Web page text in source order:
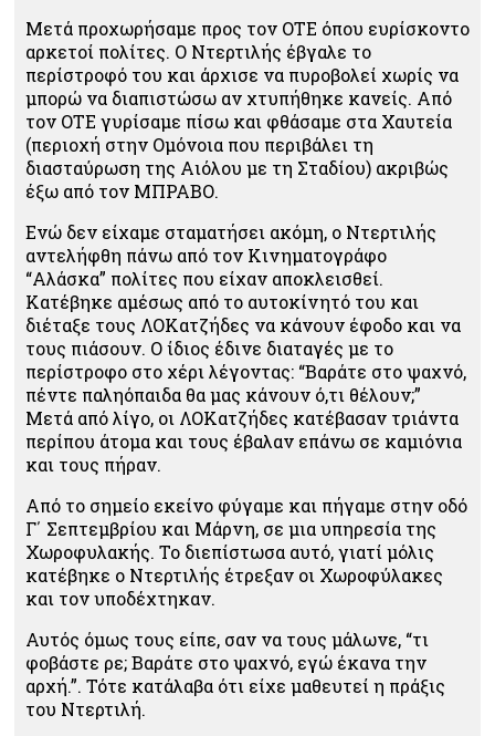
Μετά προχωρήσαμε προς τον ΟΤΕ όπου ευρίσκοντο
αρκετοί πολίτες. Ο Ντερτιλής έβγαλε το
περίστροφό του και άρχισε να πυροβολεί χωρίς να
μπορώ να διαπιστώσω αν χτυπήθηκε κανείς. Από
τον ΟΤΕ γυρίσαμε πίσω και φθάσαμε στα Χαυτεία
(περιοχή στην Ομόνοια που περιβάλει τη
διασταύρωση της Αιόλου με τη Σταδίου) ακριβώς
έξω από τον ΜΠΡΑΒΟ.
Ενώ δεν είχαμε σταματήσει ακόμη, ο Ντερτιλής
αντελήφθη πάνω από τον Κινηματογράφο
“Αλάσκα” πολίτες που είχαν αποκλεισθεί.
Κατέβηκε αμέσως από το αυτοκίνητό του και
διέταξε τους ΛΟΚατζήδες να κάνουν έφοδο και να
τους πιάσουν. Ο ίδιος έδινε διαταγές με το
περίστροφο στο χέρι λέγοντας: “Βαράτε στο ψαχνό,
πέντε παληόπαιδα θα μας κάνουν ό,τι θέλουν;”
Μετά από λίγο, οι ΛΟΚατζήδες κατέβασαν τριάντα
περίπου άτομα και τους έβαλαν επάνω σε καμιόνια
και τους πήραν.
Από το σημείο εκείνο φύγαμε και πήγαμε στην οδό
Γ΄ Σεπτεμβρίου και Μάρνη, σε μια υπηρεσία της
Χωροφυλακής. Το διεπίστωσα αυτό, γιατί μόλις
κατέβηκε ο Ντερτιλής έτρεξαν οι Χωροφύλακες
και τον υποδέχτηκαν.
Αυτός όμως τους είπε, σαν να τους μάλωνε, “τι
φοβάστε ρε; Βαράτε στο ψαχνό, εγώ έκανα την
αρχή.”. Τότε κατάλαβα ότι είχε μαθευτεί η πράξις
του Ντερτιλή.